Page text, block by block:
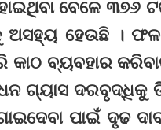
ବେଳେ ୩୭୬
ଅସହ୍ୟ ହେଉଛି ।
କାଠ ବ୍ୟବହାର
ଗ୍ୟାସ ଦରବୃଦ୍ଧିକୁ
ପାଇଁ ଦୃଢ